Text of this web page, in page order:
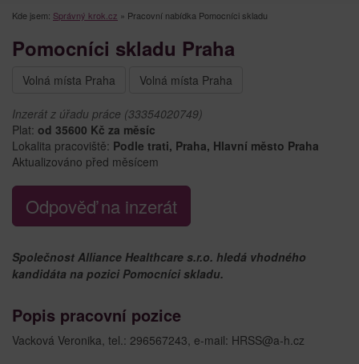
Kde jsem: Správný krok.cz » Pracovní nabídka Pomocníci skladu
Pomocníci skladu Praha
Volná místa Praha Volná místa Praha
Inzerát z úřadu práce (33354020749)
Plat: od 35600 Kč za měsíc
Lokalita pracoviště: Podle trati, Praha, Hlavní město Praha
Aktualizováno před měsícem
Odpověď na inzerát
Společnost Alliance Healthcare s.r.o. hledá vhodného
kandidáta na pozici Pomocníci skladu.
Popis pracovní pozice
Vacková Veronika, tel.: 296567243, e-mail: HRSS@a-h.cz